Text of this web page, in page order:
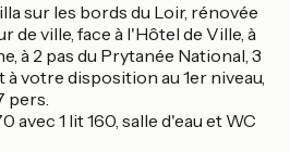
sur les bords du Loir, rénovée
de ville, face à l'Hôtel de Ville, à
à 2 pas du Prytanée National, 3
à votre disposition au 1er niveau,
pers.
avec 1 lit 160, salle d'eau et WC